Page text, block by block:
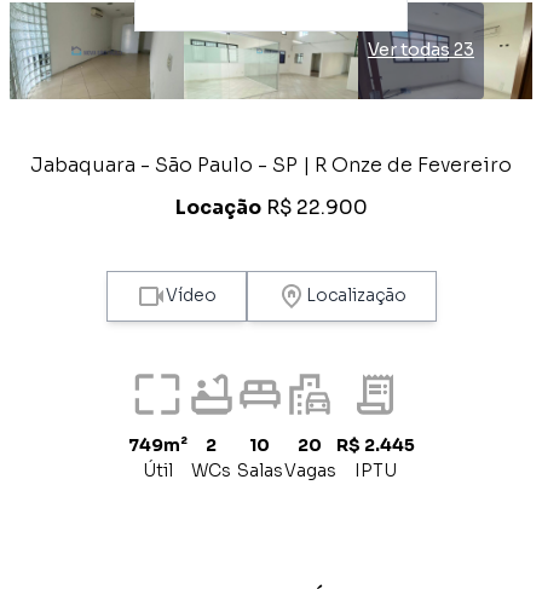
Ver todas 23
Jabaquara - São Paulo - SP | R Onze de Fevereiro
LocaçãoR$ 22.900
Vídeo Localização
749m²
Útil
2
WCs
10
Salas
20
Vagas
R$ 2.445
IPTU